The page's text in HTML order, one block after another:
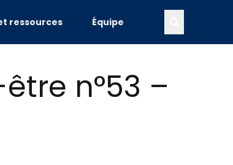
ressources Équipe
n°53 –